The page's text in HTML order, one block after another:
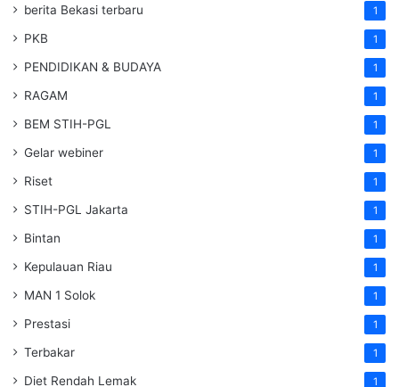
berita Bekasi terbaru 1
PKB 1
PENDIDIKAN & BUDAYA 1
RAGAM 1
BEM STIH-PGL 1
Gelar webiner 1
Riset 1
STIH-PGL Jakarta 1
Bintan 1
Kepulauan Riau 1
MAN 1 Solok 1
Prestasi 1
Terbakar 1
Diet Rendah Lemak 1